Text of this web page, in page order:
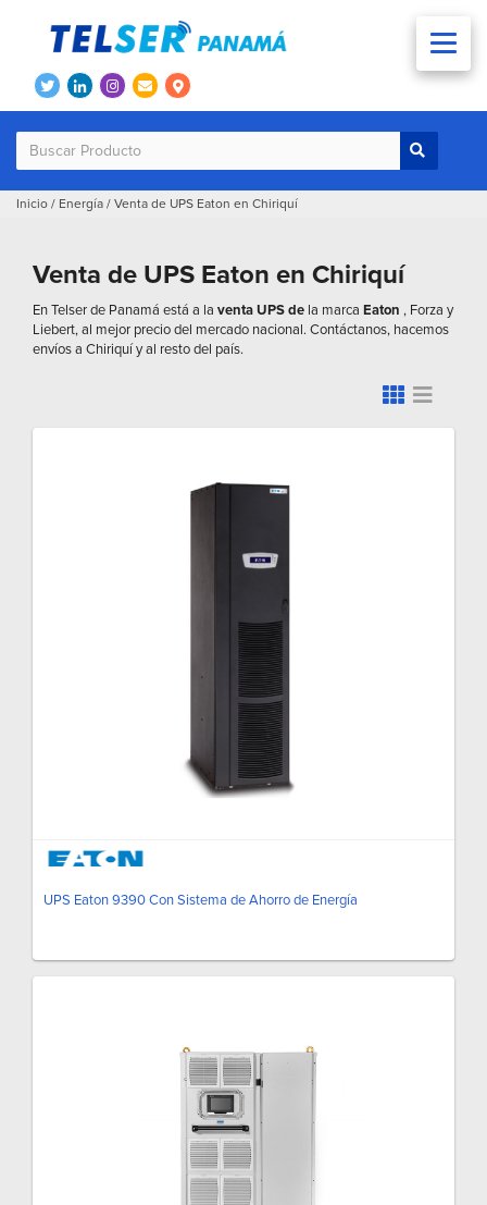
Inicio / Energía / Venta de UPS Eaton en Chiriquí
Venta de UPS Eaton en Chiriquí
En Telser de Panamá está a la venta UPS de la marca Eaton , Forza y
Liebert, al mejor precio del mercado nacional. Contáctanos, hacemos
envíos a Chiriquí y al resto del país.
UPS Eaton 9390 Con Sistema de Ahorro de Energía